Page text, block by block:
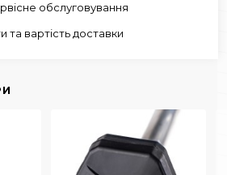
обслуговування
та вартість доставки